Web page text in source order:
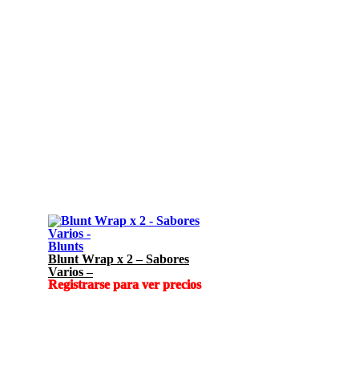
Blunts
Blunt Wrap x 2 – Sabores
Varios –
Registrarse para ver precios